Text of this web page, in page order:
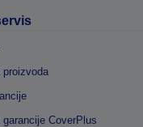
proizvoda
garancije CoverPlus